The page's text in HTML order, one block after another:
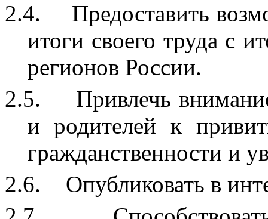
2.4.
Предоставить
итоги своего труда с
регионов России.
2.5.
Привлечь
и родителей к
гражданственности и
2.6.
Опубликовать в